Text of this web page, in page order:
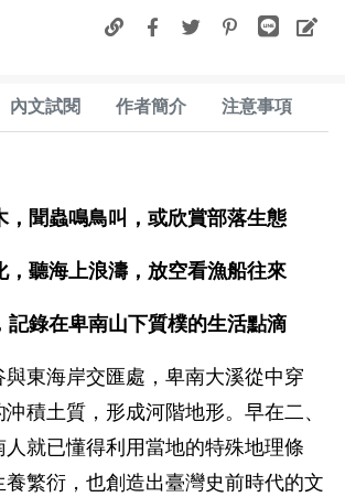
內文試閱 作者簡介 注意事項
，聞蟲鳴鳥叫，或欣賞部落生態
，聽海上浪濤，放空看漁船往來
記錄在卑南山下質樸的生活點滴
海岸交匯處，卑南大溪從中穿
積土質，形成河階地形。早在二、
人就已懂得利用當地的特殊地理條
繁衍，也創造出臺灣史前時代的文